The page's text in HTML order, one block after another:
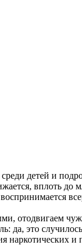
детей и
вплоть до
отодвигаем
да, это
и